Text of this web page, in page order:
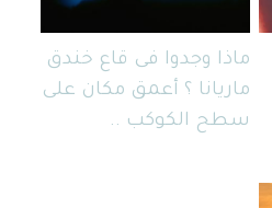
ماذا وجدوا فى قاع خندق
ماريانا ؟ أعمق مكان على
سطح الكوكب ..